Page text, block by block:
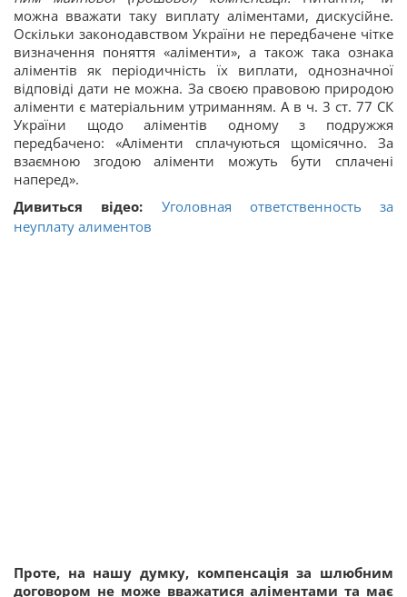
можна вважати таку виплату аліментами, дискусійне.
Оскільки законодавством України не передбачене чітке
визначення поняття «аліменти», а також така ознака
аліментів як періодичність їх виплати, однозначної
відповіді дати не можна. За своєю правовою природою
аліменти є матеріальним утриманням. А в ч. 3 ст. 77 СК
України щодо аліментів одному з подружжя
передбачено: «Аліменти сплачуються щомісячно. За
взаємною згодою аліменти можуть бути сплачені
наперед».
Дивиться відео: Уголовная ответственность за
неуплату алиментов
Проте, на нашу думку, компенсація за шлюбним
договором не може вважатися аліментами та має